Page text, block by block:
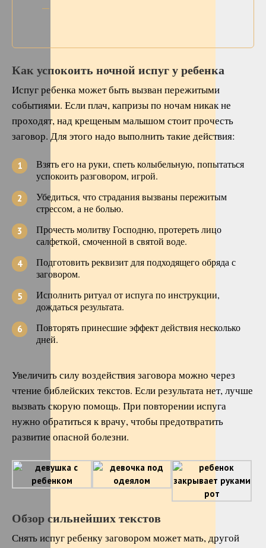
Как успокоить ночной испуг у ребенка
Испуг ребенка может быть вызван пережитыми
событиями. Если плач, капризы по ночам никак не
проходят, над крещеным малышом стоит прочесть
заговор. Для этого надо выполнить такие действия:
Взять его на руки, спеть колыбельную, попытаться
успокоить разговором, игрой.
Убедиться, что страдания вызваны пережитым
стрессом, а не болью.
Прочесть молитву Господню, протереть лицо
салфеткой, смоченной в святой воде.
Подготовить реквизит для подходящего обряда с
заговором.
Исполнить ритуал от испуга по инструкции,
дождаться результата.
Повторять принесшие эффект действия несколько
дней.
Увеличить силу воздействия заговора можно через
чтение библейских текстов. Если результата нет, лучше
вызвать скорую помощь. При повторении испуга
нужно обратиться к врачу, чтобы предотвратить
развитие опасной болезни.
Обзор сильнейших текстов
Снять испуг ребенку заговором может мать, другой